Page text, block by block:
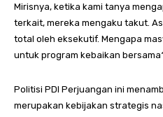
Mirisnya, ketika kami tanya
terkait, mereka mengaku takut.
total oleh eksekutif. Mengapa
untuk program kebaikan
Politisi PDI Perjuangan ini
merupakan kebijakan strategis